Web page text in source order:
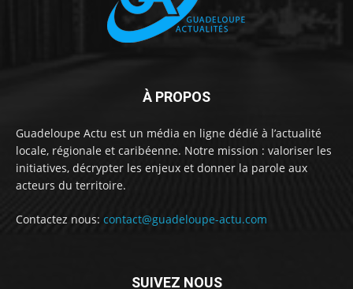
À PROPOS
Guadeloupe Actu est un média en ligne dédié à l’actualité
locale, régionale et caribéenne. Notre mission : valoriser les
initiatives, décrypter les enjeux et donner la parole aux
acteurs du territoire.
Contactez nous: contact@guadeloupe-actu.com
SUIVEZ NOUS